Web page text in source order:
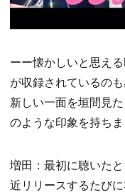
ーー懐かしいと思え
が収録されているの
新しい一面を垣間見
のような印象を持ち
増田：最初に聴いた
近リリースするたび